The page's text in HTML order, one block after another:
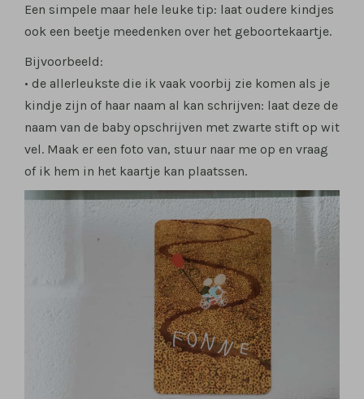
Een simpele maar hele leuke tip: laat oudere kindjes
ook een beetje meedenken over het geboortekaartje.
Bijvoorbeeld:
• de allerleukste die ik vaak voorbij zie komen als je
kindje zijn of haar naam al kan schrijven: laat deze de
naam van de baby opschrijven met zwarte stift op wit
vel. Maak er een foto van, stuur naar me op en vraag
of ik hem in het kaartje kan plaatssen.